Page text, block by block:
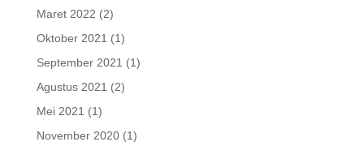
Maret 2022 (2)
Oktober 2021 (1)
September 2021 (1)
Agustus 2021 (2)
Mei 2021 (1)
November 2020(1)